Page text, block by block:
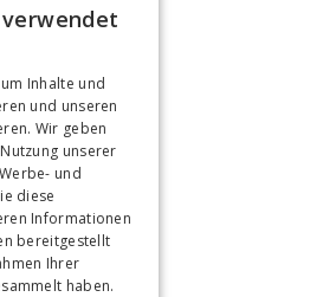
FRENCH
ITALIAN
Inhalte und
und unseren
Wir geben
unserer
und
diese
Informationen
bereitgestellt
Ihrer
haben.